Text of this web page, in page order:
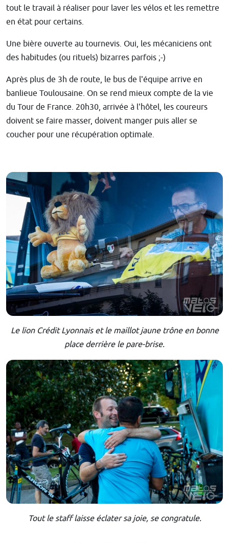
tout le travail à réaliser pour laver les vélos et les remettre
en état pour certains.
Une bière ouverte au tournevis. Oui, les mécaniciens ont
des habitudes (ou rituels) bizarres parfois ;-)
Après plus de 3h de route, le bus de l'équipe arrive en
banlieue Toulousaine. On se rend mieux compte de la vie
du Tour de France. 20h30, arrivée à l'hôtel, les coureurs
doivent se faire masser, doivent manger puis aller se
coucher pour une récupération optimale.
Le lion Crédit Lyonnais et le maillot jaune trône en bonne
place derrière le pare-brise.
Tout le staff laisse éclater sa joie, se congratule.